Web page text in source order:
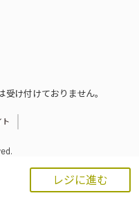
レジに進む
け付けておりません。
ト